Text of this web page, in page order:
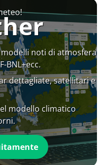
noti di atmosfera
BNL+ecc.
dettagliate, satellitari e
modello climatico